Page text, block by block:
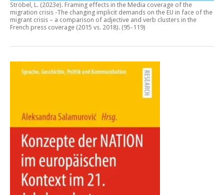
Ströbel, L. (2023e). Framing effects in the Media coverage of the
migration crisis -The changing implicit demands on the EU in face of the
migrant crisis – a comparison of adjective and verb clusters in the
French press coverage (2015 vs. 2018). (95-119)